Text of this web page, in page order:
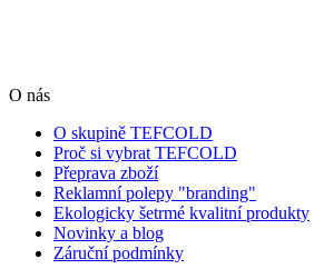
O nás
O skupině TEFCOLD
Proč si vybrat TEFCOLD
Přeprava zboží
Reklamní polepy "branding"
Ekologicky šetrmé kvalitní produkty
Novinky a blog
Záruční podmínky